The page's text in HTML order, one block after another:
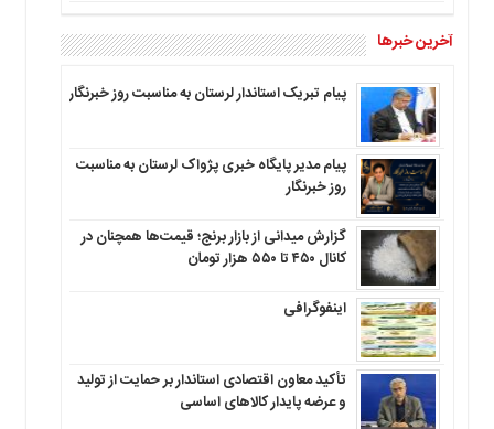
آخرین خبرها
پیام تبریک استاندار لرستان به‌ مناسبت روز خبرنگار
پیام مدیر پایگاه خبری پژواک لرستان به مناسبت
روز خبرنگار
گزارش میدانی از بازار برنج؛ قیمت‌ها همچنان در
کانال ۴۵۰ تا ۵۵۰ هزار تومان
اینفوگرافی
تأکید معاون اقتصادی استاندار بر حمایت از تولید
و عرضه پایدار کالاهای اساسی